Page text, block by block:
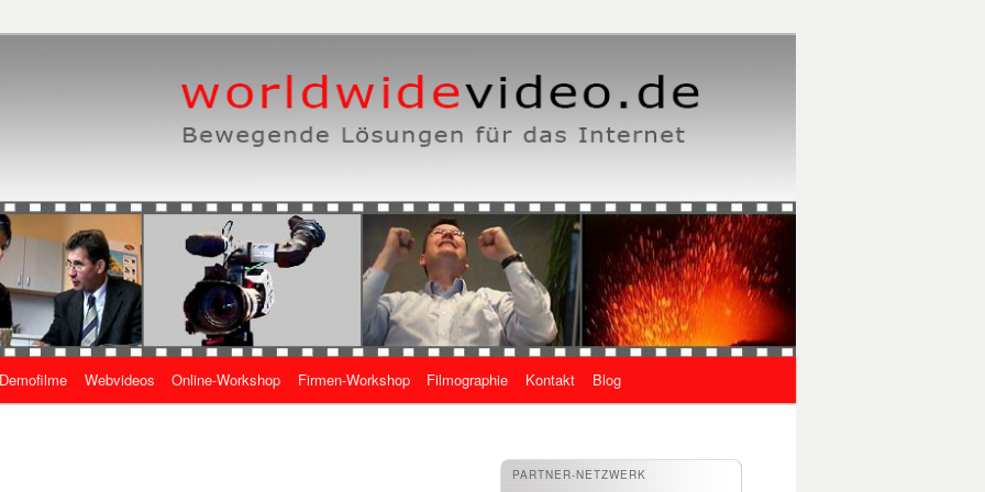
Videos
Demofilme Webvideos Online-Workshop Firmen-Workshop Filmographie Kontakt Blog
PARTNER-NETZWERK